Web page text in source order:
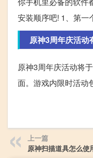
安装顺序吧! 1、第一
原神3周年庆活动
原神3周年庆活动将
面。游戏内限时活动
上一篇
原神扫描道具怎么使